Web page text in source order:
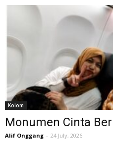
Kolom
Monumen Cinta
Alif Onggang - 24 July, 2026